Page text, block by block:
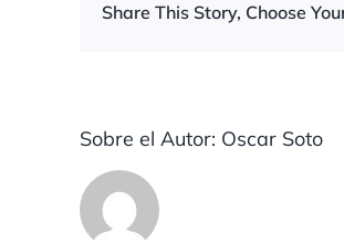
Share This Story, Choose
Sobre el Autor: Oscar Soto